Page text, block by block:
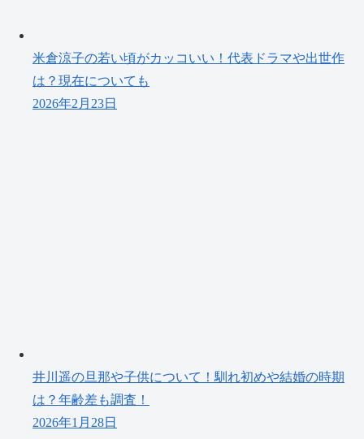
米倉涼子の若い頃がカッコいい！代表ドラマや出世作
は？現在についても
2026年2月23日
井川遥の旦那や子供について！馴れ初めや結婚の時期
は？年齢差も調査！
2026年1月28日